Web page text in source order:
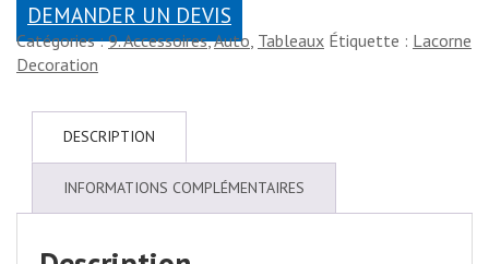
DEMANDER UN DEVIS
Catégories :9. Accessoires,Auto, Tableaux Étiquette : Lacorne
Decoration
DESCRIPTION
INFORMATIONS COMPLÉMENTAIRES